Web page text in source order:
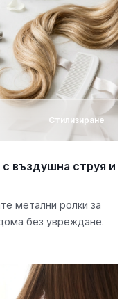
Стилизиране
въздушна струя и
метални ролки за
без увреждане.